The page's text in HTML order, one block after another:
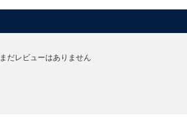
まだレビューはありません